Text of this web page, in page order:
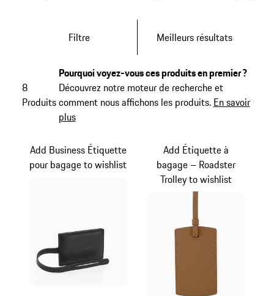
Filtre Meilleurs résultats
8
Produits
Pourquoi voyez-vous ces produits en premier ?
Découvrez notre moteur de recherche et
comment nous affichons les produits. En savoir
plus
Add Business Étiquette
pour bagage to wishlist
Add Étiquette à
bagage – Roadster
Trolley to wishlist